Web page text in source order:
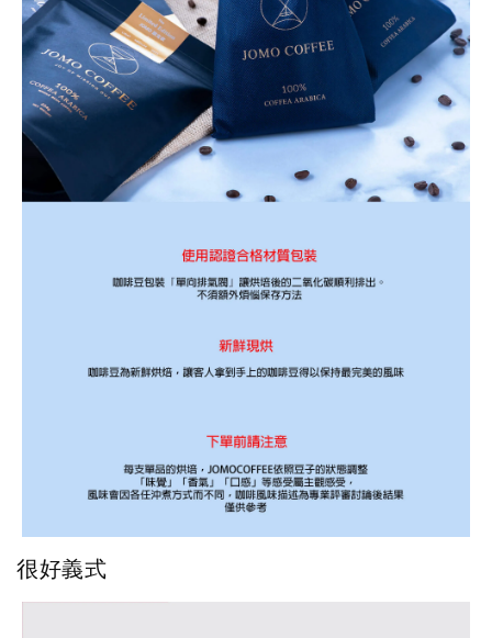
很好義式